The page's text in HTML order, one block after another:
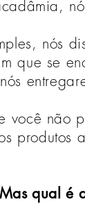
nós
que se
você não
Mas qual é